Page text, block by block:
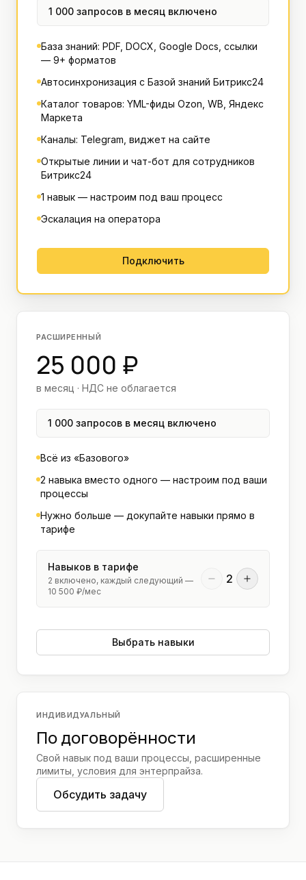
1 000 запросов в месяц включено
База знаний: PDF, DOCX, Google Docs, ссылки
— 9+ форматов
Автосинхронизация с Базой знаний Битрикс24
Каталог товаров: YML-фиды Ozon, WB, Яндекс
Маркета
Каналы: Telegram, виджет на сайте
Открытые линии и чат-бот для сотрудников
Битрикс24
1 навык — настроим под ваш процесс
Эскалация на оператора
Подключить
РАСШИРЕННЫЙ
25 000 ₽
в месяц · НДС не облагается
1 000 запросов в месяц включено
Всё из «Базового»
2 навыка вместо одного — настроим под ваши
процессы
Нужно больше — докупайте навыки прямо в
тарифе
Навыков в тарифе
2 включено, каждый следующий —
10 500 ₽/мес
2
Выбрать навыки
ИНДИВИДУАЛЬНЫЙ
По договорённости
Свой навык под ваши процессы, расширенные
лимиты, условия для энтерпрайза.
Обсудить задачу